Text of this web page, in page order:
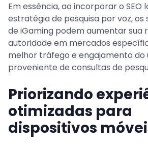
Em essência, ao incorporar o SEO
estratégia de pesquisa por voz, os
de iGaming podem aumentar sua
autoridade em mercados
melhor tráfego e engajamento do
proveniente de consultas de
Priorizando
otimizadas para
dispositivos